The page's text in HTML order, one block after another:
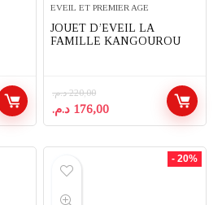
EVEIL ET PREMIER AGE
JOUET D’EVEIL LA
FAMILLE KANGOUROU
220,00 د.م.
Le
prix
176,00 د.م.
Le
prix
- 20%